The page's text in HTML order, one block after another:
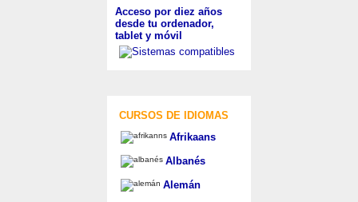
Acceso por diez años
desde tu ordenador,
tablet y móvil
CURSOS DE IDIOMAS
Afrikaans
Albanés
Alemán